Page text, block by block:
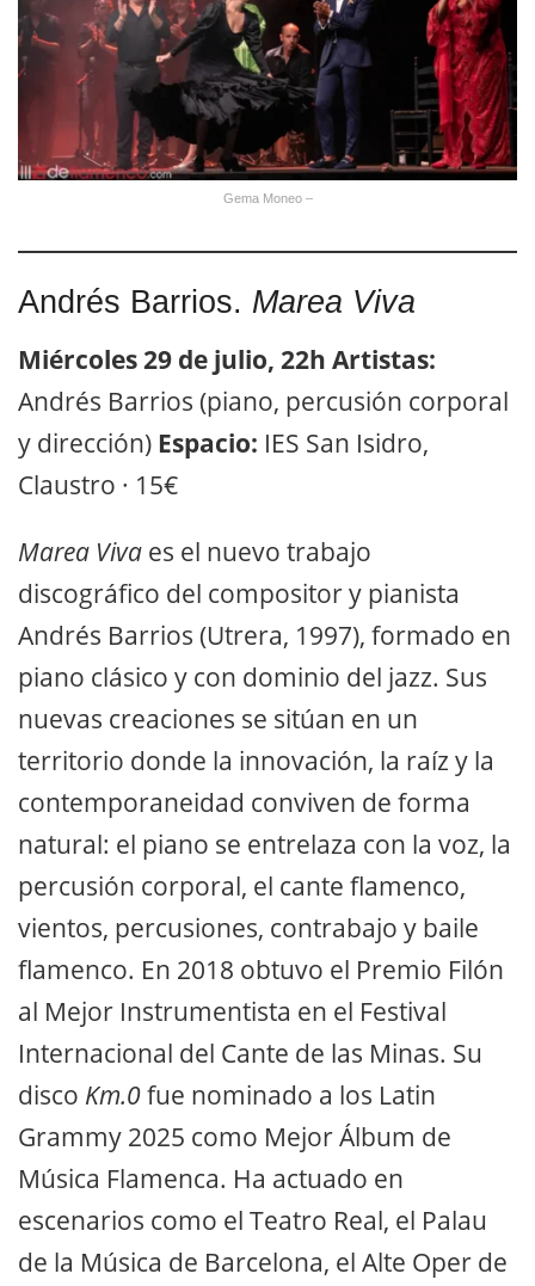
Gema Moneo –
Andrés Barrios. Marea Viva
Miércoles 29 de julio, 22h Artistas:
Andrés Barrios (piano, percusión corporal
y dirección) Espacio: IES San Isidro,
Claustro · 15€
Marea Viva es el nuevo trabajo
discográfico del compositor y pianista
Andrés Barrios (Utrera, 1997), formado en
piano clásico y con dominio del jazz. Sus
nuevas creaciones se sitúan en un
territorio donde la innovación, la raíz y la
contemporaneidad conviven de forma
natural: el piano se entrelaza con la voz, la
percusión corporal, el cante flamenco,
vientos, percusiones, contrabajo y baile
flamenco. En 2018 obtuvo el Premio Filón
al Mejor Instrumentista en el Festival
Internacional del Cante de las Minas. Su
disco Km.0fue nominado a los Latin
Grammy 2025 como Mejor Álbum de
Música Flamenca. Ha actuado en
escenarios como el Teatro Real, el Palau
de la Música de Barcelona, el Alte Oper de